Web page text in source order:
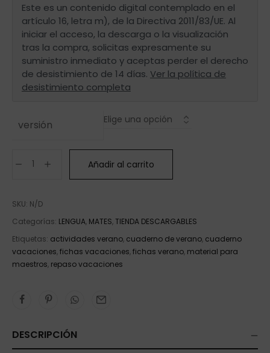
Este es un contenido digital contemplado en el
artículo 16, letra m), de la Directiva 2011/83/UE. Al
iniciar el acceso, la descarga o la visualización
tras la compra, solicitas expresamente su
suministro inmediato y aceptas perder el derecho
de desistimiento de 14 días. Ver la política de
desistimiento completa
versión
Añadir al carrito
SKU: N/D
Categorías: LENGUA, MATES,TIENDA DESCARGABLES
Etiquetas: actividades verano, cuaderno de verano, cuaderno
vacaciones,fichas vacaciones,fichas verano, material para
maestros, repaso vacaciones
DESCRIPCIÓN